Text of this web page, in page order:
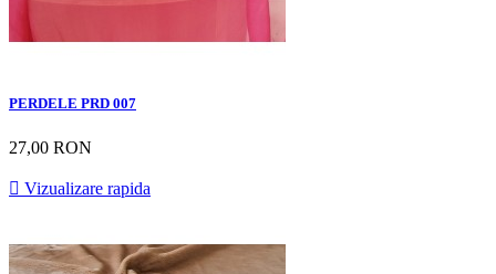
PERDELE PRD 007
27,00 RON
 Vizualizare rapida